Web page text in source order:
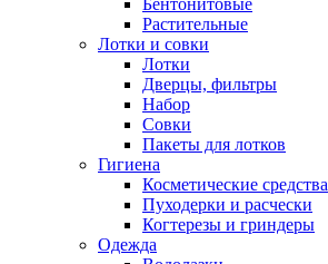
Растительные
Лотки и совки
Лотки
Дверцы, фильтры
Набор
Совки
Пакеты для лотков
Гигиена
Косметические средства
Пуходерки и расчески
Когтерезы и гриндеры
Одежда